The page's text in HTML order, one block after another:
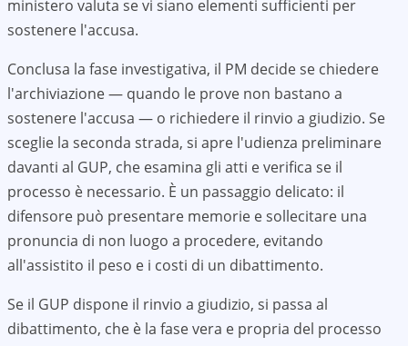
ministero valuta se vi siano elementi sufficienti per
sostenere l'accusa.
Conclusa la fase investigativa, il PM decide se chiedere
l'archiviazione — quando le prove non bastano a
sostenere l'accusa — o richiedere il rinvio a giudizio. Se
sceglie la seconda strada, si apre l'udienza preliminare
davanti al GUP, che esamina gli atti e verifica se il
processo è necessario. È un passaggio delicato: il
difensore può presentare memorie e sollecitare una
pronuncia di non luogo a procedere, evitando
all'assistito il peso e i costi di un dibattimento.
Se il GUP dispone il rinvio a giudizio, si passa al
dibattimento, che è la fase vera e propria del processo